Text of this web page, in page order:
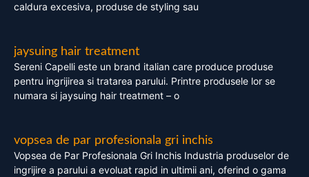
caldura excesiva, produse de styling sau
jaysuing hair treatment
Sereni Capelli este un brand italian care produce produse
pentru ingrijirea si tratarea parului. Printre produsele lor se
numara si jaysuing hair treatment – o
vopsea de par profesionala gri inchis
Vopsea de Par Profesionala Gri Inchis Industria produselor de
ingrijire a parului a evoluat rapid in ultimii ani, oferind o gama